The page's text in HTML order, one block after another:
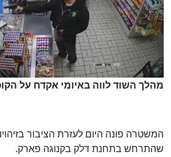
מהלך השוד לווה באיומי אקדח על
המשטרה פונה היום לעזרת הציבור
שהתרחש בתחנת דלק בקנוגה פארק.